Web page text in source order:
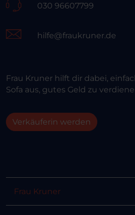
030 96607799
hilfe@fraukruner.de
Frau Kruner hilft dir dabei,
Sofa aus, gutes Geld zu
Verkäuferin werden
Frau Kruner